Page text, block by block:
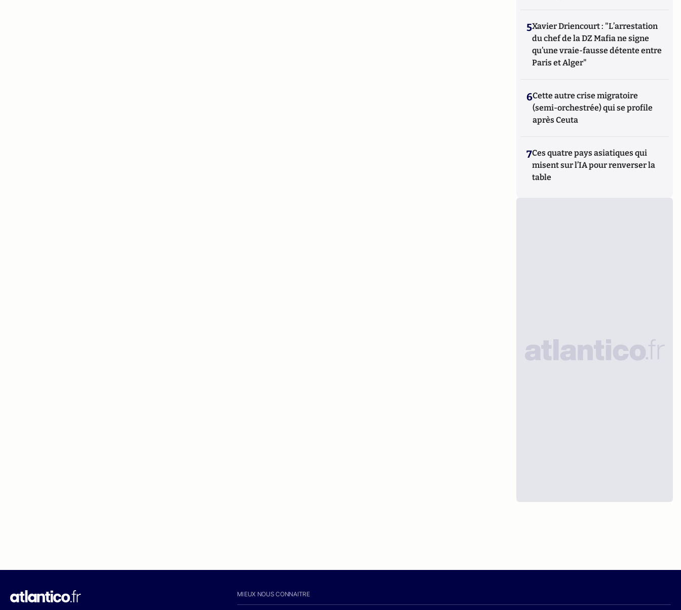
5Xavier Driencourt : "L’arrestation
du chef de la DZ Mafia ne signe
qu’une vraie-fausse détente entre
Paris et Alger"
6Cette autre crise migratoire
(semi-orchestrée) qui se profile
après Ceuta
7Ces quatre pays asiatiques qui
misent sur l’IA pour renverser la
table
MIEUX NOUS CONNAITRE